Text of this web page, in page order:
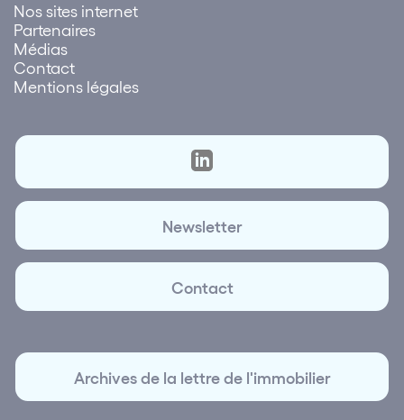
Nos sites internet
Partenaires
Médias
Contact
Mentions légales
Newsletter
Contact
Archives de la lettre de l'immobilier